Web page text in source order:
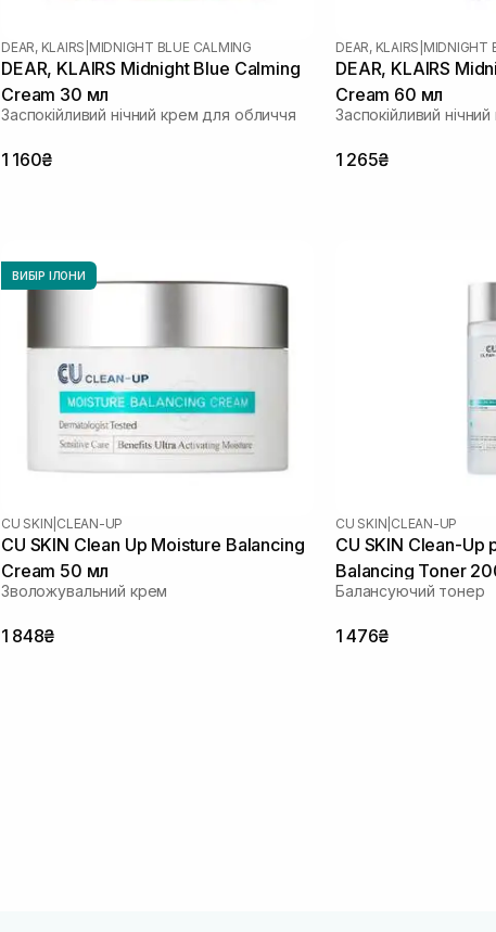
DEAR, KLAIRS MIDNIGHT BLUE CALMING
DEAR, KLAIRS Midnight Blue Calming
Cream 30 мл
Заспокійливий нічний крем для обличчя
1 160₴
DEAR, KLAIRS MIDNIGHT
DEAR, KLAIRS
Cream 60 мл
Заспокійливий
1 265₴
ВИБІР ІЛОНИ
CU SKIN CLEAN-UP
CU SKIN Clean Up Moisture Balancing
Cream 50 мл
Зволожувальний крем
1 848₴
CU SKIN CLEAN-UP
CU SKIN Clean-Up
Balancing Toner
Балансуючий тонер
1 476₴